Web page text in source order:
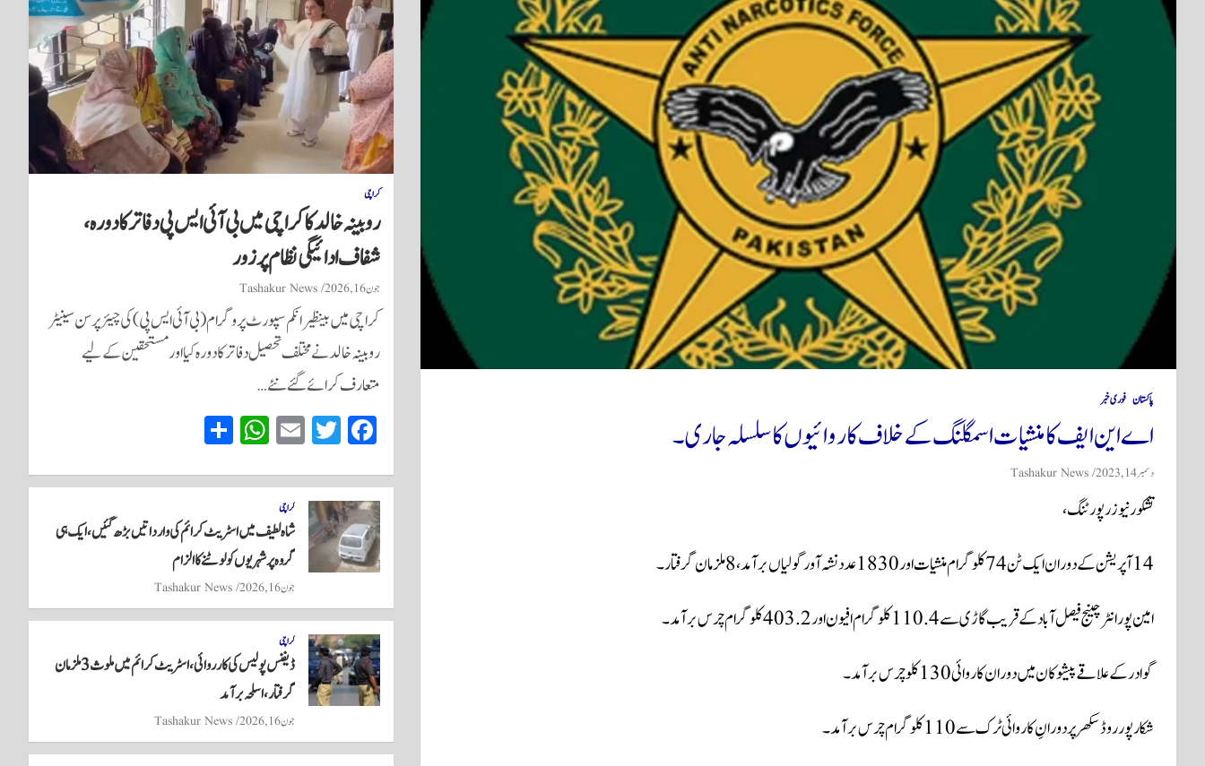
پاکستان فوری خبر
اے این ایف کا منشیات اسمگلنگ کے خلاف کاروائیوں کا سلسلہ جاری۔
دسمبر 14, 2023 Tashakur News
تشکور نیوز رپورٹنگ،
14 آپریشن کے دوران ایک ٹن 74 کلو گرام منشیات اور 1830 عدد نشہ آور گولیاں برآمد، 8 ملزمان گرفتار۔
امین پور انٹرچینج فیصل آباد کے قریب گاڑی سے 110.4 کلو گرام افیون اور 403.2 کلوگرام چرس برآمد۔
گوادر کے علاقے پیشوکان میں دوران کاروائی 130 کلو چرس برآمد۔
شکار پور روڈ سکھر پر دورانِ کاروائی ٹرک سے 110 کلو گرام چرس برآمد۔
کراچی
روبینہ خالد کا کراچی میں بی آئی ایس پی دفاتر کا دورہ،
شفاف ادائیگی نظام پر زور
جون 16, 2026 Tashakur News
کراچی میں بینظیر انکم سپورٹ پروگرام (بی آئی ایس پی) کی چیئرپرسن سینیٹر
روبینہ خالد نے مختلف تحصیل دفاتر کا دورہ کیا اور مستحقین کے لیے
متعارف کرائے گئے نئے…
Fa
ce
bo
ok
T
wi
tte
r
E
m
ail
W
ha
ts
A
pp
re
کراچی
شاہ لطیف میں اسٹریٹ کرائم کی وارداتیں بڑھ گئیں، ایک ہی
گروہ پر شہریوں کو لوٹنے کا الزام
جون 16, 2026 Tashakur News
کراچی
ڈیفنس پولیس کی کارروائی، اسٹریٹ کرائم میں ملوث 3 ملزمان
گرفتار، اسلحہ برآمد
جون 16, 2026 Tashakur News